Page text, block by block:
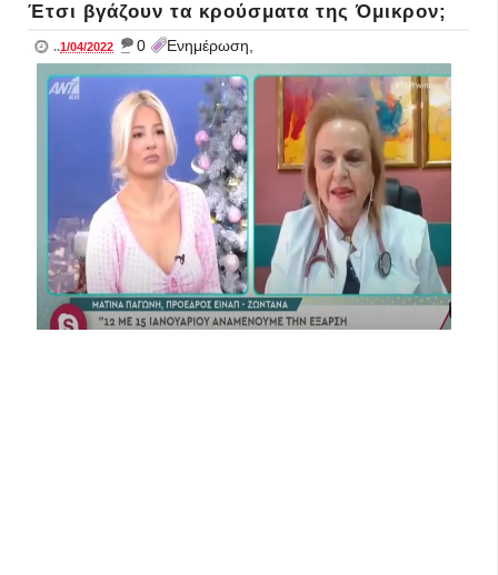
Έτσι βγάζουν τα κρούσματα της Όμικρον;
..1/04/2022 _ 0 Ενημέρωση,